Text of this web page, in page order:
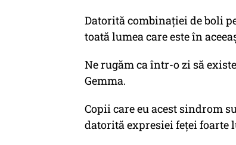
Datorită combinaţiei de boli
toată lumea care este în
Ne rugăm ca într-o zi să
Gemma.
Copii care eu acest sindrom
datorită expresiei feţei foarte